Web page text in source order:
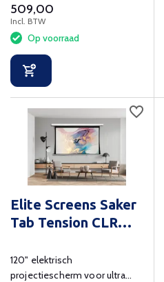
vergaderruimtes.
509,00
Incl. BTW
Op voorraad
Elite Screens Saker
Tab Tension CLR
120" elektrisch
projectiescherm voor ultra